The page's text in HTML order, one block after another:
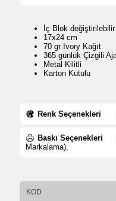
İç Blok
17x24 cm
70 gr Ivory Kağıt
365 günlük Çizgili
Metal Kilitli
Karton Kutulu
Renk Seçenekleri
Baskı Seçenekleri
Markalama),
KOD